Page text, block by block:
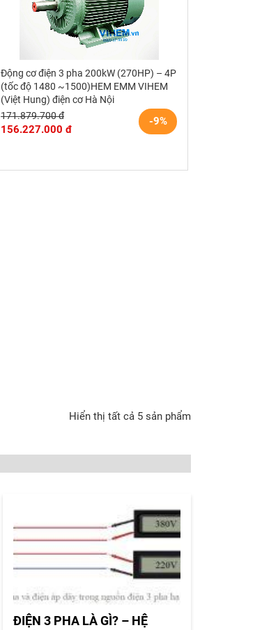
Động cơ điện 3 pha 200kW (270HP) – 4P
(tốc độ 1480 ~1500)HEM EMM VIHEM
(Việt Hung) điện cơ Hà Nội
-9%
171.879.700 đ
156.227.000 đ
Hiển thị tất cả 5 sản phẩm
ĐIỆN 3 PHA LÀ GÌ? – HỆ